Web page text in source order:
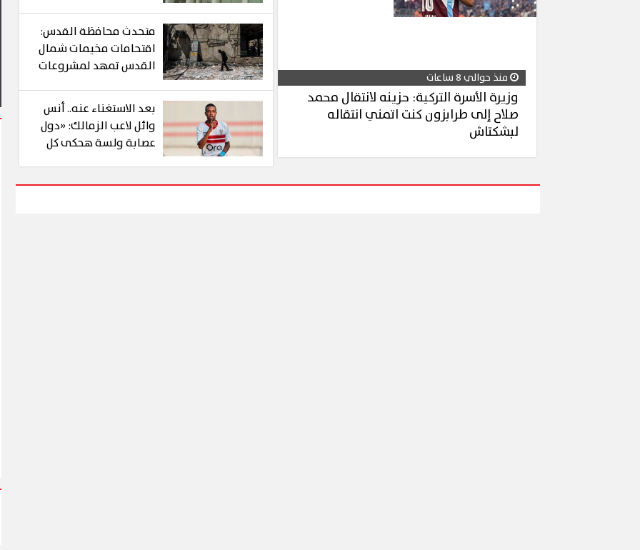
منذ حوالي 8 ساعات
وزيرة الأسرة التركية: حزينه لانتقال محمد
صلاح إلى طرابزون كنت اتمني انتقاله
لبشكتاش
إلكترونيًا عبر تطبيق
«سهل»
متحدث محافظة القدس:
اقتحامات مخيمات شمال
القدس تمهد لمشروعات
لأهداف أمنية
بعد الاستغناء عنه.. أنس
وائل لاعب الزمالك: «دول
عصابة ولسة هحكى كل
محافظ القاهرة يشهد أول مشاركة
لكورال التعليم في فعاليات شارع الفن
آلاف الزائرين يتدفقون على
وبورفؤاد في عطلة أسبوعية